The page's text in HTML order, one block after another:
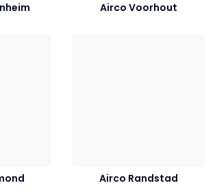
Airco Voorhout
Airco Randstad